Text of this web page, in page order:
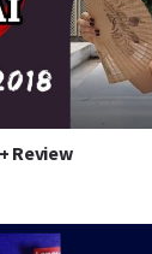
Review